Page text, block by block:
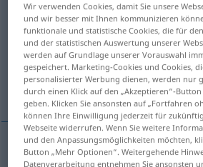
dirigieren
Übersicht aller Übersetzungen
(Für mehr Details die Übersetzung
指揮する
指揮する[shiki suru] dirigieren
Wir verwenden Cookies, damit Sie unsere
und wir besser mit Ihnen kommunizieren
funktionale und statistische Cookies, die für
und der statistischen Auswertung unserer
werden auf Grundlage unserer Vorauswahl
gespeichert. Marketing-Cookies und Cookies,
personalisierter Werbung dienen, werden nur
durch einen Klick auf den „Akzeptieren“-
geben. Klicken Sie ansonsten auf „Fortfahren
können Ihre Einwilligung jederzeit für
Webseite widerrufen. Wenn Sie weitere
und den Anpassungsmöglichkeiten möchten,
Button „Mehr Optionen“. Weitergehende
Datenverarbeitung entnehmen Sie ansonsten